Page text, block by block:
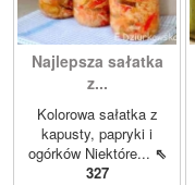
Najlepsza sałatka
z...
Kolorowa sałatka z
kapusty, papryki i
ogórków Niektóre... ⇖
327